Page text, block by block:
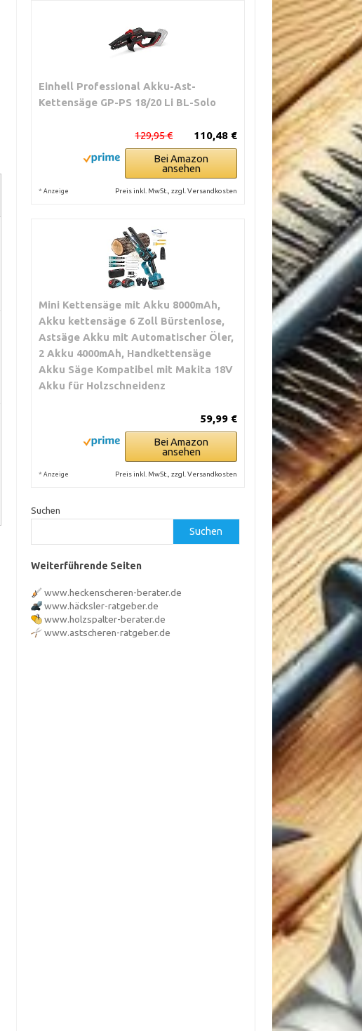
Einhell Professional Akku-Ast-
Kettensäge GP-PS 18/20 Li BL-Solo
110,48 €
129,95 €
Bei Amazon
ansehen
* Anzeige Preis inkl. MwSt., zzgl. Versandkosten
Mini Kettensäge mit Akku 8000mAh,
Akku kettensäge 6 Zoll Bürstenlose,
Astsäge Akku mit Automatischer Öler,
2 Akku 4000mAh, Handkettensäge
Akku Säge Kompatibel mit Makita 18V
Akku für Holzschneidenz
59,99 €
Bei Amazon
ansehen
* Anzeige Preis inkl. MwSt., zzgl. Versandkosten
Suchen
Suchen
Weiterführende Seiten
www.heckenscheren-berater.de
www.häcksler-ratgeber.de
www.holzspalter-berater.de
www.astscheren-ratgeber.de